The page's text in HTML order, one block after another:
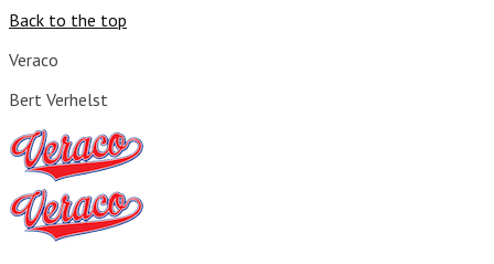
Back to the top
Veraco
Bert Verhelst